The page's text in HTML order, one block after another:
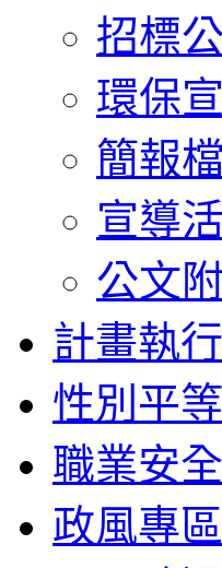
招標
環保
簡報
宣導
公文
計畫執
性別平
職業安
政風專區